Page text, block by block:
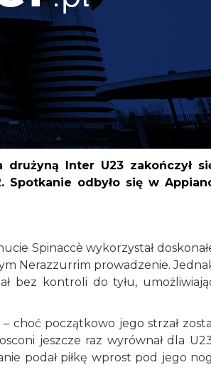
Inter U23 zakończył
Spotkanie odbyło się w
Spinaccè wykorzystał
Nerazzurrim prowadzenie.
bez kontroli do tyłu,
choć początkowo jego strzał
jeszcze raz wyrównał dla
podał piłkę wprost pod jego